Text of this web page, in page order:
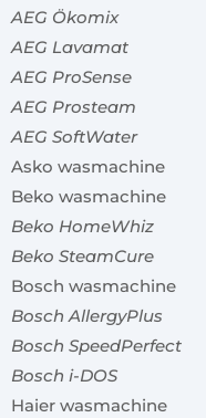
AEG Ökomix
AEG Lavamat
AEG ProSense
AEG Prosteam
AEG SoftWater
Asko wasmachine
Beko wasmachine
Beko HomeWhiz
Beko SteamCure
Bosch wasmachine
Bosch AllergyPlus
Bosch SpeedPerfect
Bosch i-DOS
Haier wasmachine